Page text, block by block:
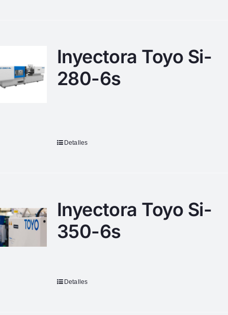
Inyectora Toyo Si-
280-6s
Detalles
Inyectora Toyo Si-
350-6s
Detalles